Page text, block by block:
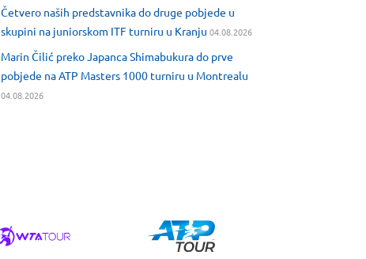
Četvero naših predstavnika do druge pobjede u
skupini na juniorskom ITF turniru u Kranju 04.08.2026
Marin Čilić preko Japanca Shimabukura do prve
pobjede na ATP Masters 1000 turniru u Montrealu
04.08.2026